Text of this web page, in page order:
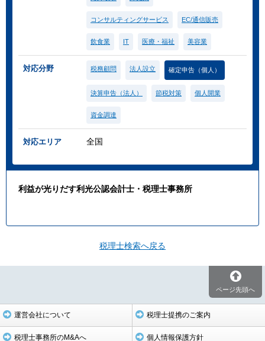
コンサルティングサービス EC/通信販売
飲食業 IT 医療・福祉 美容業
対応分野 税務顧問 法人設立 確定申告（個人）
決算申告（法人） 節税対策 個人開業
資金調達
対応エリア 全国
利益が光りだす利光公認会計士・税理士事務所
税理士検索へ戻る
ページ先頭へ
運営会社について 税理士提携のご案内
税理士事務所のM&Aへ 個人情報保護方針